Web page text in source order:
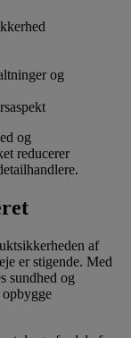
og
og
reducerer
af
er stigende. Med
sundhed og